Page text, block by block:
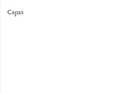
Capas